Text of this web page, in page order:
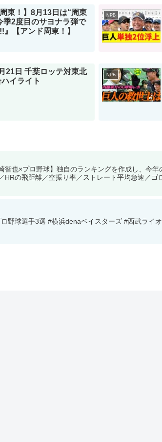
周東！】8月13日は“周東
季2度目のサヨナラ弾で
』【アンド周東！】
NPB
21日 千葉ロッテ対東北
イライト
NPB
崎智也×プロ野球】独自のランキングを作成し、今
HRの飛距離／空振り率／ストレート平均急速／ゴ
野球選手3選 #横浜denaベイスターズ #西武ライ